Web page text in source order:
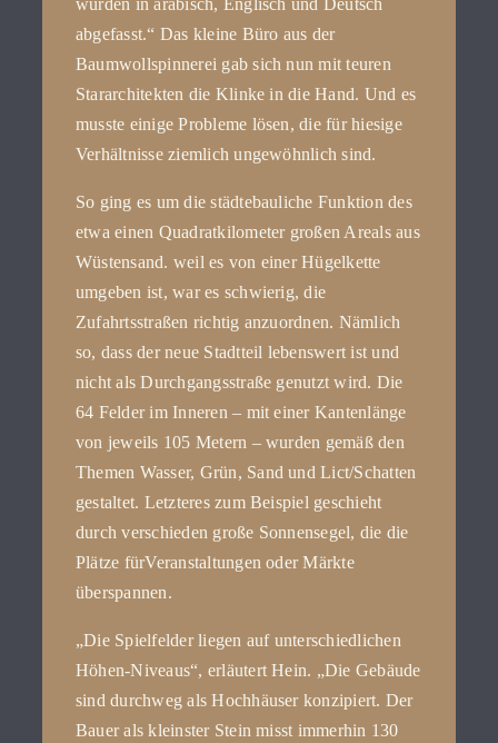
wurden in arabisch, Englisch und Deutsch
abgefasst.“ Das kleine Büro aus der
Baumwollspinnerei gab sich nun mit teuren
Stararchitekten die Klinke in die Hand. Und es
musste einige Probleme lösen, die für hiesige
Verhältnisse ziemlich ungewöhnlich sind.
So ging es um die städtebauliche Funktion des
etwa einen Quadratkilometer großen Areals aus
Wüstensand. weil es von einer Hügelkette
umgeben ist, war es schwierig, die
Zufahrtsstraßen richtig anzuordnen. Nämlich
so, dass der neue Stadtteil lebenswert ist und
nicht als Durchgangsstraße genutzt wird. Die
64 Felder im Inneren – mit einer Kantenlänge
von jeweils 105 Metern – wurden gemäß den
Themen Wasser, Grün, Sand und Lict/Schatten
gestaltet. Letzteres zum Beispiel geschieht
durch verschieden große Sonnensegel, die die
Plätze fürVeranstaltungen oder Märkte
überspannen.
„Die Spielfelder liegen auf unterschiedlichen
Höhen-Niveaus“, erläutert Hein. „Die Gebäude
sind durchweg als Hochhäuser konzipiert. Der
Bauer als kleinster Stein misst immerhin 130